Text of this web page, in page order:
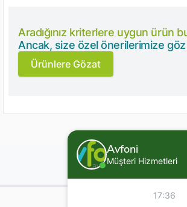
Aradığınız kriterlere uygun ürün
Ancak, size özel önerilerimize göz
Ürünlere Gözat
Avfoni
Müşteri Hizmetleri
17:36